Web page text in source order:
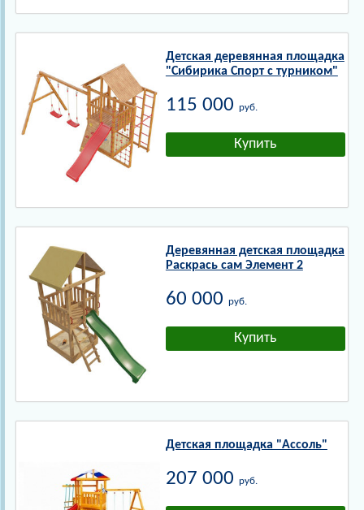
Детская деревянная площадка
"Сибирика Спорт с турником"
115 000 руб.
Деревянная детская площадка
Раскрась сам Элемент 2
60 000 руб.
Детская площадка "Ассоль"
207 000 руб.